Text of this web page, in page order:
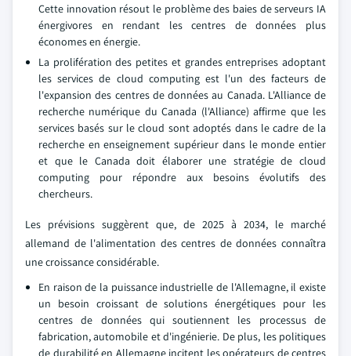
Cette innovation résout le problème des baies de serveurs IA
énergivores en rendant les centres de données plus
économes en énergie.
La prolifération des petites et grandes entreprises adoptant
les services de cloud computing est l'un des facteurs de
l'expansion des centres de données au Canada. L'Alliance de
recherche numérique du Canada (l'Alliance) affirme que les
services basés sur le cloud sont adoptés dans le cadre de la
recherche en enseignement supérieur dans le monde entier
et que le Canada doit élaborer une stratégie de cloud
computing pour répondre aux besoins évolutifs des
chercheurs.
Les prévisions suggèrent que, de 2025 à 2034, le marché
allemand de l'alimentation des centres de données connaîtra
une croissance considérable.
En raison de la puissance industrielle de l'Allemagne, il existe
un besoin croissant de solutions énergétiques pour les
centres de données qui soutiennent les processus de
fabrication, automobile et d'ingénierie. De plus, les politiques
de durabilité en Allemagne incitent les opérateurs de centres